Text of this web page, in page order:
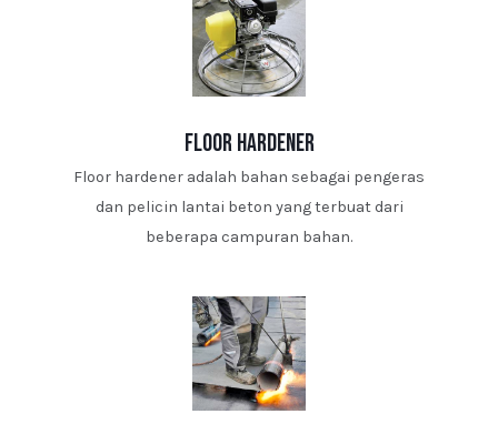
floor hardener
Floor hardener adalah bahan sebagai pengeras
dan pelicin lantai beton yang terbuat dari
beberapa campuran bahan.